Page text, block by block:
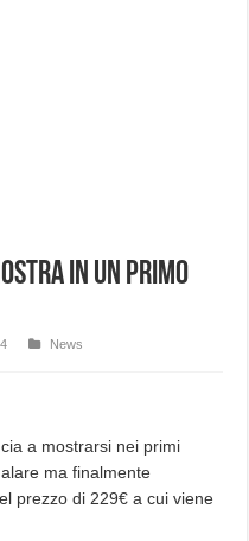
in un primo
News
a mostrarsi nei primi
ma finalmente
prezzo di 229€ a cui viene